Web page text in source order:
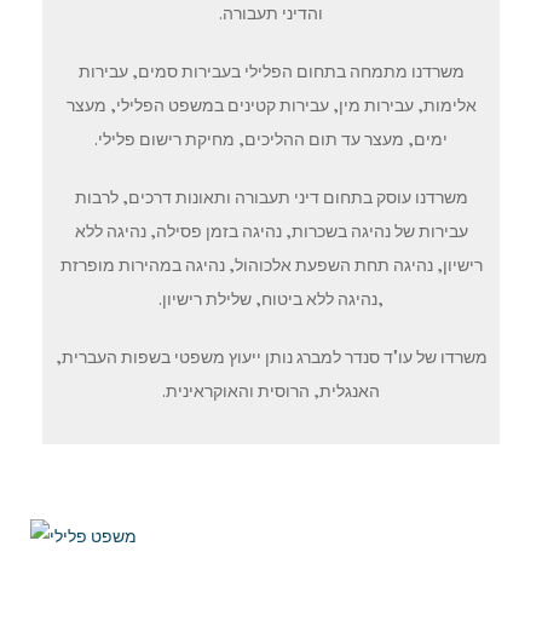
והדיני תעבורה.
משרדנו מתמחה בתחום הפלילי בעבירות סמים, עבירות
אלימות, עבירות מין, עבירות קטינים במשפט הפלילי, מעצר
ימים, מעצר עד תום ההליכים, מחיקת רישום פלילי.
משרדנו עוסק בתחום דיני תעבורה ותאונות דרכים, לרבות
עבירות של נהיגה בשכרות, נהיגה בזמן פסילה, נהיגה ללא
רישיון, נהיגה תחת השפעת אלכוהול, נהיגה במהירות מופרזת
,נהיגה ללא ביטוח, שלילת רישיון.
משרדו של עו"ד סנדר למברג נותן ייעוץ משפטי בשפות העברית,
האנגלית, הרוסית והאוקראינית.